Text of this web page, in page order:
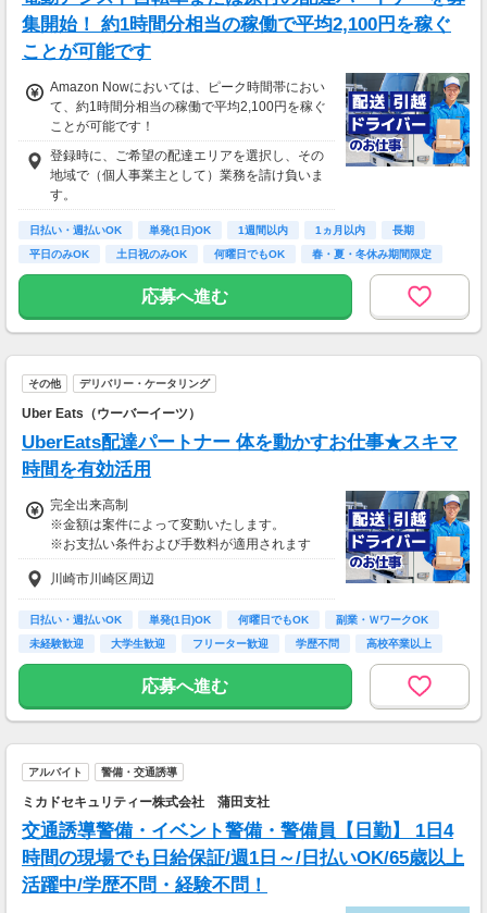
集開始！ 約1時間分相当の稼働で平均2,100円を稼ぐ
ことが可能です
Amazon Nowにおいては、ピーク時間帯におい
て、約1時間分相当の稼働で平均2,100円を稼ぐ
ことが可能です！
登録時に、ご希望の配達エリアを選択し、その
地域で（個人事業主として）業務を請け負いま
す。
日払い・週払いOK 単発(1日)OK 1週間以内 1ヵ月以内
長期
平日のみOK
土日祝のみOK 何曜日でもOK 春・夏・冬休み期間限定
応募へ進む
その他 デリバリー・ケータリング
Uber Eats（ウーバーイーツ）
UberEats配達パートナー 体を動かすお仕事★スキマ
時間を有効活用
完全出来高制
※金額は案件によって変動いたします。
※お支払い条件および手数料が適用されます
川崎市川崎区周辺
日払い・週払いOK 単発(1日)OK 何曜日でもOK
副業・ＷワークOK
未経験歓迎
大学生歓迎 フリーター歓迎 学歴不問 高校卒業以上
応募へ進む
アルバイト 警備・交通誘導
ミカドセキュリティー株式会社 蒲田支社
交通誘導警備・イベント警備・警備員【日勤】 1日4
時間の現場でも日給保証/週1日～/日払いOK/65歳以上
活躍中/学歴不問・経験不問！